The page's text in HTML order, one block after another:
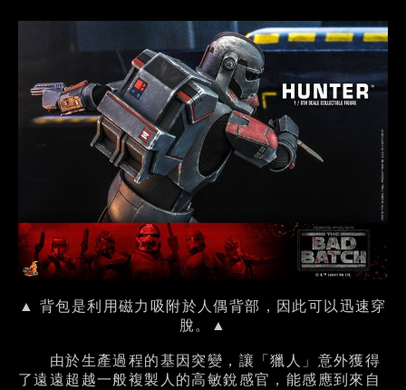
▲ 背包是利用磁力吸附於人偶背部，因此可以迅速穿
脫。▲
由於生產過程的基因突變，讓「獵人」意外獲得
了遠遠超越一般複製人的高敏銳感官，能感應到來自